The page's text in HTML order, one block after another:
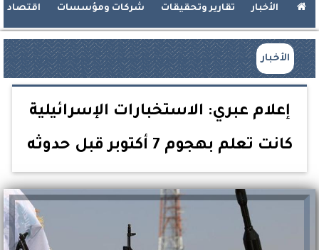
الأخبار تقارير وتحقيقات شركات ومؤسسات اقتصاد
الأخبار
إعلام عبري: الاستخبارات الإسرائيلية
كانت تعلم بهجوم 7 أكتوبر قبل حدوثه